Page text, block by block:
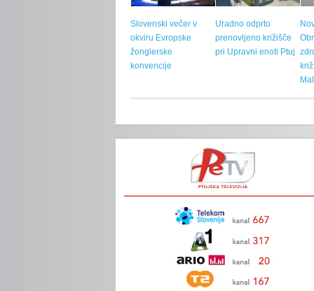
Slovenski večer v
okviru Evropske
žonglerske
konvencije
Uradno odprto
prenovljeno križišče
pri Upravni enoti Ptuj